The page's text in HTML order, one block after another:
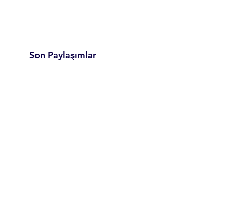
Son Paylaşımlar